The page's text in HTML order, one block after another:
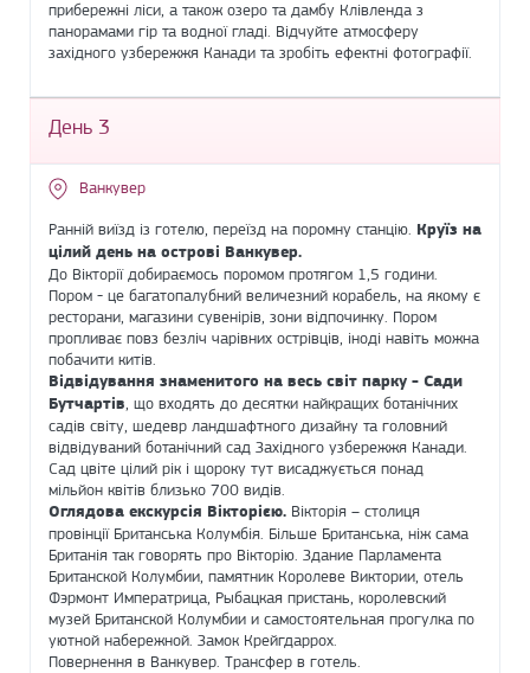
прибережні ліси, а також озеро та дамбу Клівленда з
панорамами гір та водної гладі. Відчуйте атмосферу
західного узбережжя Канади та зробіть ефектні фотографії.
День 3
Ванкувер
Ранній виїзд із готелю, переїзд на поромну станцію. Круїз на
цілий день на острові Ванкувер.
До Вікторії добираємось поромом протягом 1,5 години.
Пором - це багатопалубний величезний корабель, на якому є
ресторани, магазини сувенірів, зони відпочинку. Пором
пропливає повз безліч чарівних острівців, іноді навіть можна
побачити китів.
Відвідування знаменитого на весь світ парку - Сади
Бутчартів , що входять до десятки найкращих ботанічних
садів світу, шедевр ландшафтного дизайну та головний
відвідуваний ботанічний сад Західного узбережжя Канади.
Сад цвіте цілий рік і щороку тут висаджується понад
мільйон квітів близько 700 видів.
Оглядова екскурсія Вікторією. Вікторія – столиця
провінції Британська Колумбія. Більше Британська, ніж сама
Британія так говорять про Вікторію. Здание Парламента
Британской Колумбии, памятник Королеве Виктории, отель
Фэрмонт Императрица, Рыбацкая пристань, королевский
музей Британской Колумбии и самостоятельная прогулка по
уютной набережной. Замок Крейгдаррох.
Повернення в Ванкувер. Трансфер в готель.